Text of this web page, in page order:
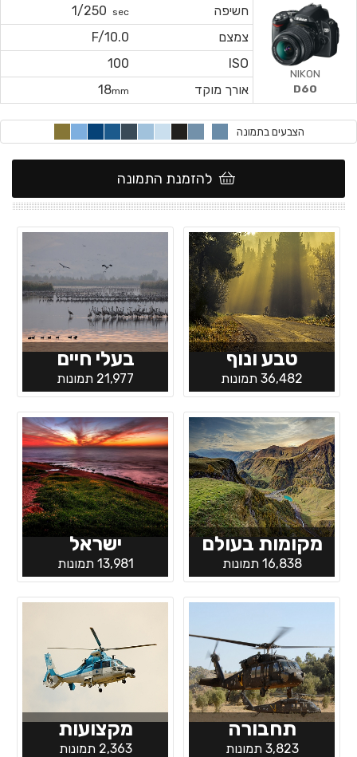
חשיפה sec
1/250
צמצם
F/10.0
ISO
100
אורך מוקד
18mm
NIKON
D60
הצבעים בתמונה
להזמנת התמונה
טבע ונוף
36,482 תמונות
בעלי חיים
21,977 תמונות
מקומות בעולם
16,838 תמונות
ישראל
13,981 תמונות
תחבורה
3,823 תמונות
מקצועות
2,363 תמונות